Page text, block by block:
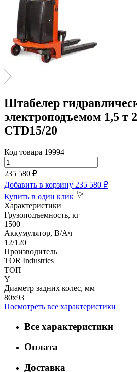
Штабелер
электроподъемом 1,5 т
CTD15/20
Код товара 19994
235 580 ₽
Добавить в корзину 235 580 ₽
Купить в один клик
Характеристики
Грузоподъемность, кг
1500
Аккумулятор, В/Ач
12/120
Производитель
TOR Industries
ТОП
Y
Диаметр задних колес, мм
80х93
Посмотреть все характеристики
Все характеристики
Оплата
Доставка